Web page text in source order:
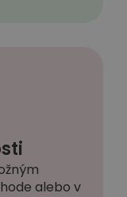
alebo v